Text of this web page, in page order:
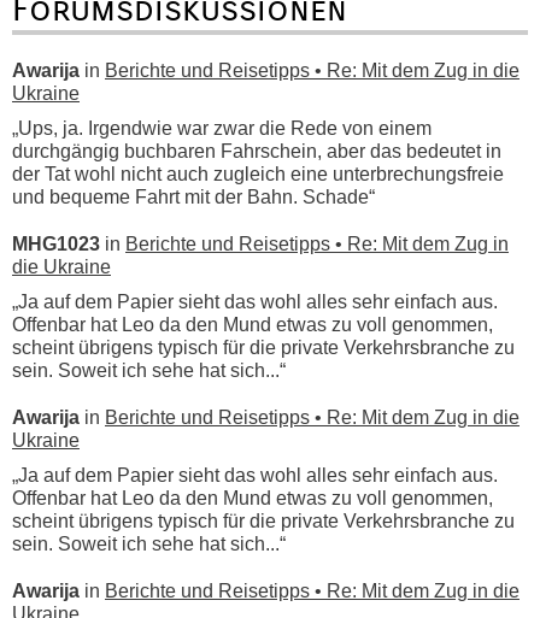
Forumsdiskussionen
Awarija in Berichte und Reisetipps • Re: Mit dem Zug in die
Ukraine
„Ups, ja. Irgendwie war zwar die Rede von einem
durchgängig buchbaren Fahrschein, aber das bedeutet in
der Tat wohl nicht auch zugleich eine unterbrechungsfreie
und bequeme Fahrt mit der Bahn. Schade“
MHG1023 in Berichte und Reisetipps • Re: Mit dem Zug in
die Ukraine
„Ja auf dem Papier sieht das wohl alles sehr einfach aus.
Offenbar hat Leo da den Mund etwas zu voll genommen,
scheint übrigens typisch für die private Verkehrsbranche zu
sein. Soweit ich sehe hat sich...“
Awarija in Berichte und Reisetipps • Re: Mit dem Zug in die
Ukraine
„Ja auf dem Papier sieht das wohl alles sehr einfach aus.
Offenbar hat Leo da den Mund etwas zu voll genommen,
scheint übrigens typisch für die private Verkehrsbranche zu
sein. Soweit ich sehe hat sich...“
Awarija in Berichte und Reisetipps • Re: Mit dem Zug in die
Ukraine